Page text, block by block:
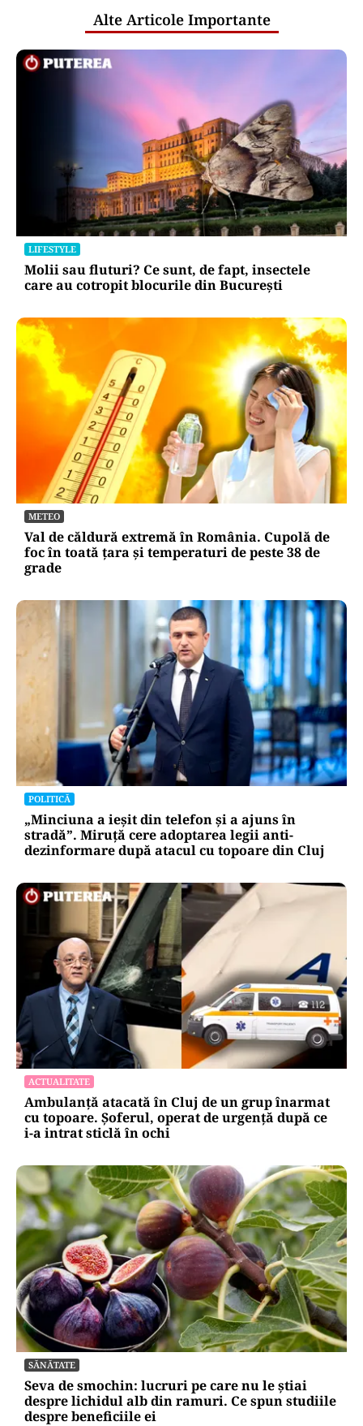
Alte Articole Importante
LIFESTYLE
Molii sau fluturi? Ce sunt, de fapt, insectele
care au cotropit blocurile din București
METEO
Val de căldură extremă în România. Cupolă de
foc în toată țara și temperaturi de peste 38 de
grade
POLITICĂ
„Minciuna a ieșit din telefon și a ajuns în
stradă”. Miruță cere adoptarea legii anti-
dezinformare după atacul cu topoare din Cluj
ACTUALITATE
Ambulanță atacată în Cluj de un grup înarmat
cu topoare. Șoferul, operat de urgență după ce
i-a intrat sticlă în ochi
SĂNĂTATE
Seva de smochin: lucruri pe care nu le știai
despre lichidul alb din ramuri. Ce spun studiile
despre beneficiile ei